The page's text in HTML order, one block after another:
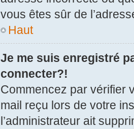
vous êtes sûr de
Haut
Je me suis enregistré
connecter?!
Commencez par vérifier
mail reçu lors de votre
l’administrateur ait